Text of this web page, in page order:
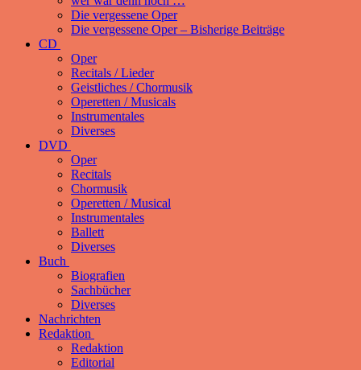
Die vergessene Oper
Die vergessene Oper – Bisherige Beiträge
CD
Oper
Recitals / Lieder
Geistliches / Chormusik
Operetten / Musicals
Instrumentales
Diverses
DVD
Oper
Recitals
Chormusik
Operetten / Musical
Instrumentales
Ballett
Diverses
Buch
Biografien
Sachbücher
Diverses
Nachrichten
Redaktion
Redaktion
Editorial